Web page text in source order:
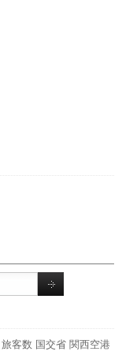
旅客数 国交省 関西空港